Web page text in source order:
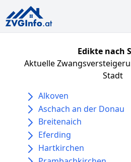
Edikte nach
Aktuelle
Stadt
Alkoven
Aschach an der Donau
Breitenaich
Eferding
Hartkirchen